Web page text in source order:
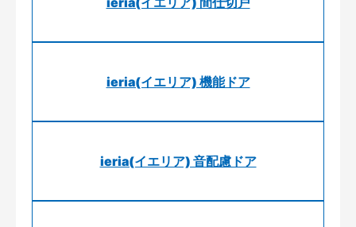
ieria(イエリア) 機能ドア
ieria(イエリア) 音配慮ドア